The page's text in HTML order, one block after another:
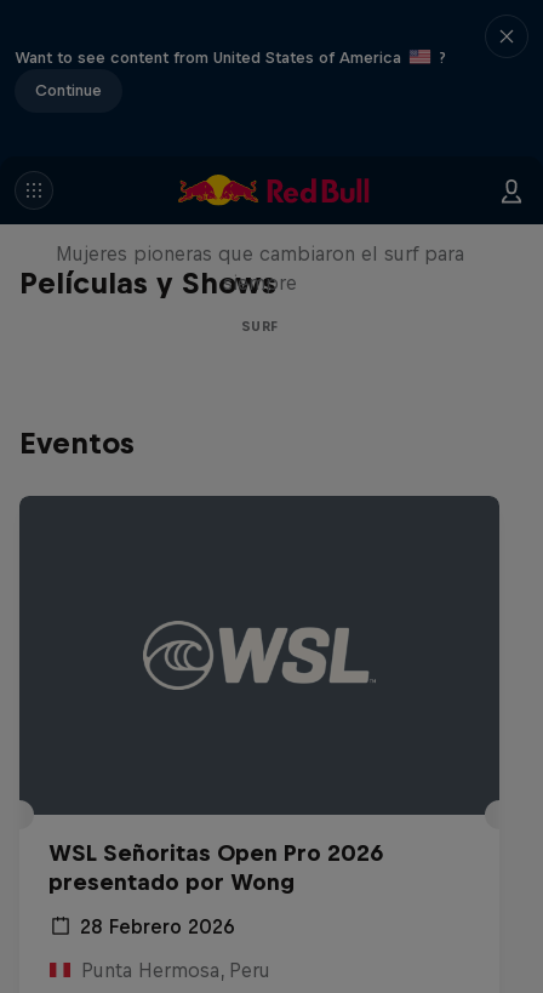
Want to see content from United States of America
?
Continue
Películas y Shows
NOW DAYS
Mujeres pioneras que cambiaron el surf para
siempre
SURF
Eventos
WSL Señoritas Open Pro 2026
presentado por Wong
28 Febrero 2026
Punta Hermosa, Peru